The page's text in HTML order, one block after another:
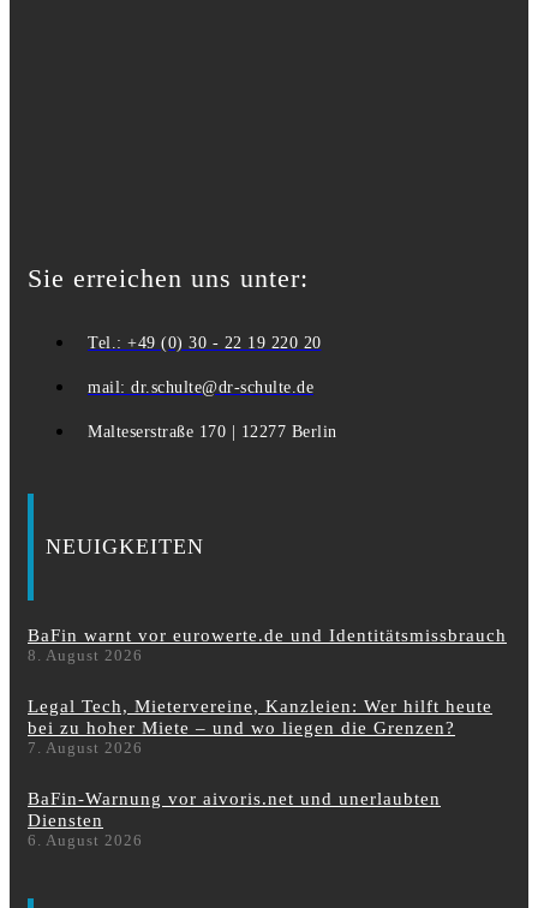
Sie erreichen uns unter:
Tel.: +49 (0) 30 - 22 19 220 20
mail: dr.schulte@dr-schulte.de
Malteserstraße 170 | 12277 Berlin
NEUIGKEITEN
BaFin warnt vor eurowerte.de und Identitätsmissbrauch
8. August 2026
Legal Tech, Mietervereine, Kanzleien: Wer hilft heute
bei zu hoher Miete – und wo liegen die Grenzen?
7. August 2026
BaFin-Warnung vor aivoris.net und unerlaubten
Diensten
6. August 2026